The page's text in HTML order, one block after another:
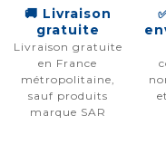
🚚 Livraison
gratuite
Livraison gratuite
en France
métropolitaine,
sauf produits
marque SAR